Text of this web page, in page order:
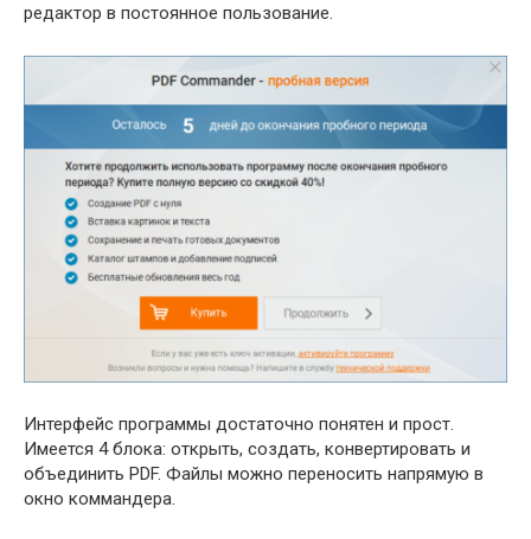
редактор в постоянное пользование.
Интерфейс программы достаточно понятен и прост.
Имеется 4 блока: открыть, создать, конвертировать и
объединить PDF. Файлы можно переносить напрямую в
окно коммандера.